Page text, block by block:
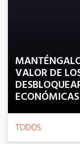
VALOR DE
ECONÓMICAS
TODOS